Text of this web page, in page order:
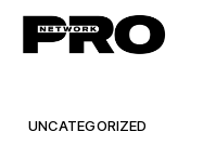
UNCATEGORIZED